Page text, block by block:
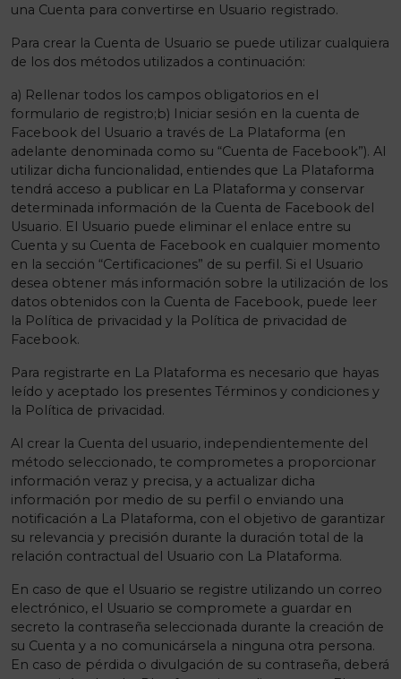
una Cuenta para convertirse en Usuario registrado.
Para crear la Cuenta de Usuario se puede utilizar cualquiera
de los dos métodos utilizados a continuación:
a) Rellenar todos los campos obligatorios en el
formulario de registro;b) Iniciar sesión en la cuenta de
Facebook del Usuario a través de La Plataforma (en
adelante denominada como su “Cuenta de Facebook”). Al
utilizar dicha funcionalidad, entiendes que La Plataforma
tendrá acceso a publicar en La Plataforma y conservar
determinada información de la Cuenta de Facebook del
Usuario. El Usuario puede eliminar el enlace entre su
Cuenta y su Cuenta de Facebook en cualquier momento
en la sección “Certificaciones” de su perfil. Si el Usuario
desea obtener más información sobre la utilización de los
datos obtenidos con la Cuenta de Facebook, puede leer
la Política de privacidad y la Política de privacidad de
Facebook.
Para registrarte en La Plataforma es necesario que hayas
leído y aceptado los presentes Términos y condiciones y
la Política de privacidad.
Al crear la Cuenta del usuario, independientemente del
método seleccionado, te comprometes a proporcionar
información veraz y precisa, y a actualizar dicha
información por medio de su perfil o enviando una
notificación a La Plataforma, con el objetivo de garantizar
su relevancia y precisión durante la duración total de la
relación contractual del Usuario con La Plataforma.
En caso de que el Usuario se registre utilizando un correo
electrónico, el Usuario se compromete a guardar en
secreto la contraseña seleccionada durante la creación de
su Cuenta y a no comunicársela a ninguna otra persona.
En caso de pérdida o divulgación de su contraseña, deberá